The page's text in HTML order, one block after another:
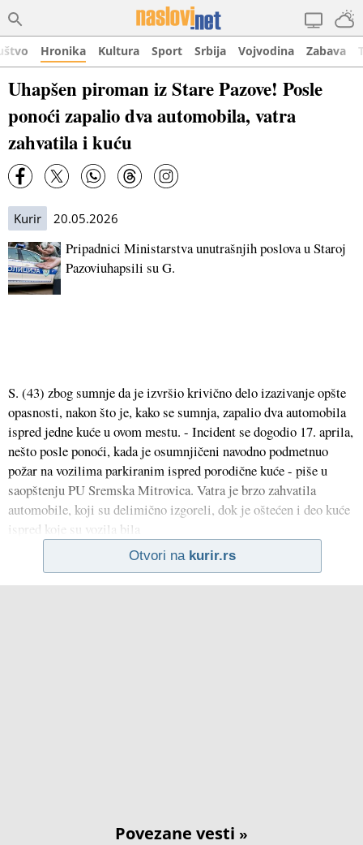
Hronika Kultura Sport Srbija Vojvodina Zabava
Uhapšen piroman iz Stare Pazove! Posle
ponoći zapalio dva automobila, vatra
zahvatila i kuću
Kurir 20.05.2026
Pripadnici Ministarstva unutrašnjih poslova u Staroj
Pazoviuhapsili su G.
S. (43) zbog sumnje da je izvršio krivično delo izazivanje opšte
opasnosti, nakon što je, kako se sumnja, zapalio dva automobila
ispred jedne kuće u ovom mestu. - Incident se dogodio 17. aprila,
nešto posle ponoći, kada je osumnjičeni navodno podmetnuo
požar na vozilima parkiranim ispred porodične kuće - piše u
saopštenju PU Sremska Mitrovica. Vatra je brzo zahvatila
automobile, koji su delimično izgoreli, dok je oštećen i deo kuće
ispred koje su vozila bila
Otvori na kurir.rs
Povezane vesti »